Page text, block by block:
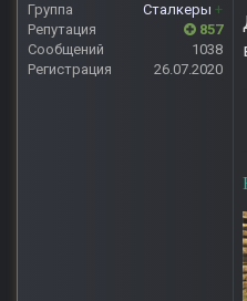
Группа
Сталкеры +
Репутация
857
Сообщений
1038
Регистрация
26.07.2020